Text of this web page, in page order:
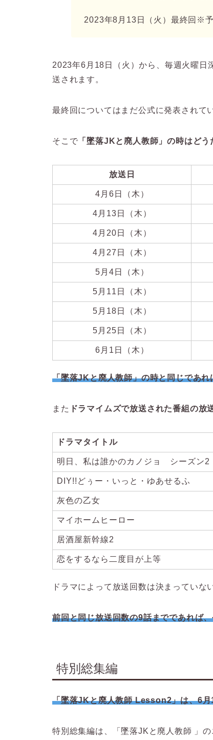
2023年8月13日（火）最終回※
2023年6月18日（火）から、毎週火曜日
送されます。
最終回についてはまだ公式に発表されて
そこで 「 墜落JKと廃人教師」の時はどう
放送日
4月6日（木）
4月13日（木）
4月20日（木）
4月27日（木）
5月4日（木）
5月11日（木）
5月18日（木）
5月25日（木）
6月1日（木）
「墜落JKと廃人教師」の時と同じであ
また ドラマイムズで放送された番組の放
ドラマタイトル
明日、私は誰かのカノジョ シーズン2
DIY!!どぅー・いっと・ゆあせるふ
灰色の乙女
マイホームヒーロー
居酒屋新幹線2
恋をするなら二度目が上等
ドラマによって放送回数は決まっていな
前回と同じ放送回数の9話までであれば
特別総集編
「墜落JKと廃人教師 Lesson2」は、6
特別総集編は、「墜落JKと廃人教師 」